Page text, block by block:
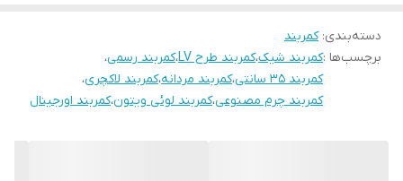
دسته‌بندی:کمربند
برچسب‌ها :کمربند شیک،کمربند طرح LV ،کمربند رسمی،
کمربند 35 سانتی
،کمربند مردانه،کمربند لاکچری،
کمربند چرم مصنوعی،کمربند لوئی ویتون،کمربند اورجینال